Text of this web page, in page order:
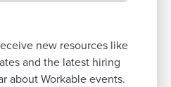
new resources like
and the latest hiring
about Workable events.